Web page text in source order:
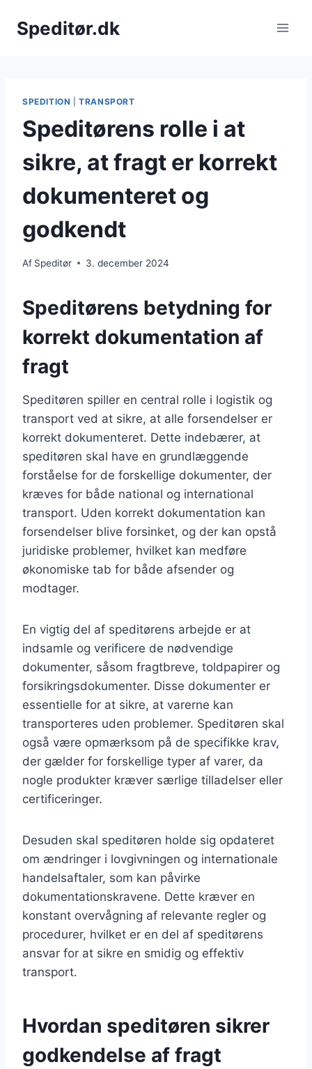
Speditør.dk
SPEDITION |TRANSPORT
Speditørens rolle i at
sikre, at fragt er korrekt
dokumenteret og
godkendt
Af Speditør 3. december 2024
Speditørens betydning for
korrekt dokumentation af
fragt
Speditøren spiller en central rolle i logistik og
transport ved at sikre, at alle forsendelser er
korrekt dokumenteret. Dette indebærer, at
speditøren skal have en grundlæggende
forståelse for de forskellige dokumenter, der
kræves for både national og international
transport. Uden korrekt dokumentation kan
forsendelser blive forsinket, og der kan opstå
juridiske problemer, hvilket kan medføre
økonomiske tab for både afsender og
modtager.
En vigtig del af speditørens arbejde er at
indsamle og verificere de nødvendige
dokumenter, såsom fragtbreve, toldpapirer og
forsikringsdokumenter. Disse dokumenter er
essentielle for at sikre, at varerne kan
transporteres uden problemer. Speditøren skal
også være opmærksom på de specifikke krav,
der gælder for forskellige typer af varer, da
nogle produkter kræver særlige tilladelser eller
certificeringer.
Desuden skal speditøren holde sig opdateret
om ændringer i lovgivningen og internationale
handelsaftaler, som kan påvirke
dokumentationskravene. Dette kræver en
konstant overvågning af relevante regler og
procedurer, hvilket er en del af speditørens
ansvar for at sikre en smidig og effektiv
transport.
Hvordan speditøren sikrer
godkendelse af fragt